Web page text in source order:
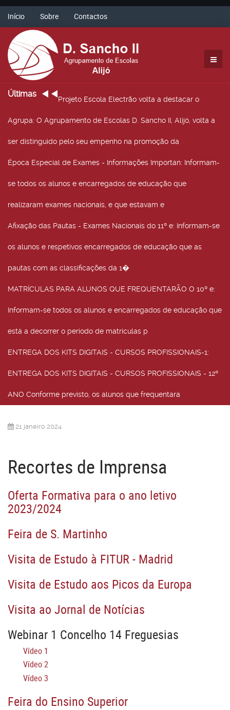
Início Sobre Contactos
Últimas
Projeto Escola Electrão volta a destacar o
Agrupa: O Agrupamento de Escolas D. Sancho II, Alijó, volta a
ser distinguido pelo seu empenho na promoção da
Época Especial de Exames - Informações Importan: Informam-
se todos os alunos e encarregados de educação que
realizaram exames nacionais, e que estavam e
Afixação das Pautas - Exames Nacionais do 11º e: Informam-se
os alunos e respetivos encarregados de educação que as
pautas com as classificações da 1�
MATRÍCULAS PARA ALUNOS QUE FREQUENTARÃO O 10º e:
Informam-se todos os alunos e encarregados de educação que
está a decorrer o período de matrículas p
ENTREGA DOS KITS DIGITAIS - CURSOS PROFISSIONAIS-1:
ENTREGA DOS KITS DIGITAIS - CURSOS PROFISSIONAIS - 12º
ANO Conforme previsto, os alunos que frequentara
21 janeiro 2024
Recortes de Imprensa
Oferta Formativa para o ano letivo
2023/2024
Feira de S. Martinho
Visita de Estudo à FITUR - Madrid
Visita de Estudo aos Picos da Europa
Visita ao Jornal de Notícias
Webinar 1 Concelho 14 Freguesias
Vídeo 1
Vídeo 2
Vídeo 3
Feira do Ensino Superior